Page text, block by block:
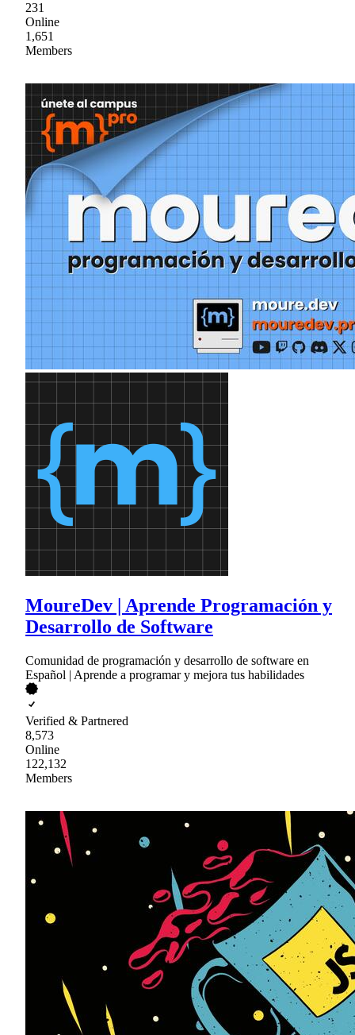
231
Online
1,651
Members
MoureDev | Aprende Programación y
Desarrollo de Software
Comunidad de programación y desarrollo de software en
Español | Aprende a programar y mejora tus habilidades
Verified & Partnered
8,573
Online
122,132
Members